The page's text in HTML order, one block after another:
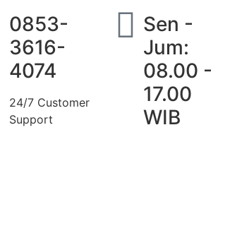
0853-
3616-
4074
24/7 Customer
Support
Sen -
Jum:
08.00 -
17.00
WIB